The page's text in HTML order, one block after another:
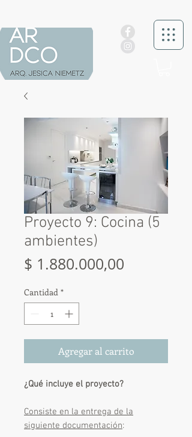
Proyecto 9: Cocina (5
ambientes)
$ 1.880.000,00
Cantidad *
Agregar al carrito
¿Qué incluye el proyecto?
Consiste en la entrega de la
siguiente documentación: